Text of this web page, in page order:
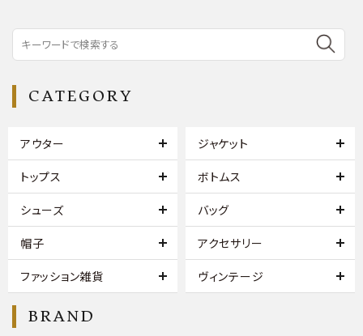
CATEGORY
アウター ジャケット
トップス ボトムス
シューズ バッグ
帽子 アクセサリー
ファッション雑貨 ヴィンテージ
BRAND